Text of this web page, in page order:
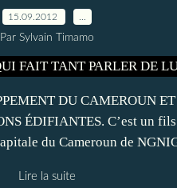
15.09.2012
Par Sylvain Timamo
DU CAMEROUN
ÉDIFIANTES. C’est un
du Cameroun de
Lire la suite